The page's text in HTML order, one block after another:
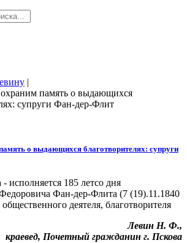
|
память о выдающихся
супруги Фан-дер-Флит
о выдающихся благотворителях: супруги
исполняется 185 летсо дня
Фан-дер-Флита (7 (19).11.1840
деятеля, благотворителя
Левин Н. Ф.,
краевед, Почетный гражданин г. Пскова